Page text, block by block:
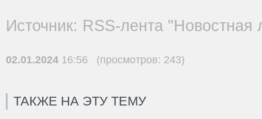
Источник: RSS-лента "Новостная
02.01.2024 16:56 (просмотров: 243)
ТАКЖЕ НА ЭТУ ТЕМУ